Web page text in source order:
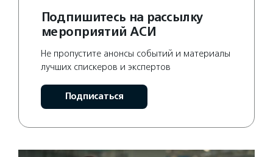
Подпишитесь на рассылку
мероприятий АСИ
Не пропустите анонсы событий и материалы
лучших спискеров и экспертов
Подписаться